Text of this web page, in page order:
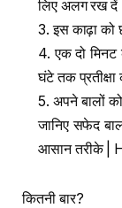
लिए अलग रख
3. इस काढ़ा
4. एक दो
घंटे तक प्रतीक्षा
5. अपने बालों
जानिए सफेद
आसान तरीके |
कितनी बार?